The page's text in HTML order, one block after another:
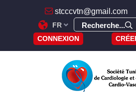
stcccvtn@gmail.com
FR Recherche...
CONNEXION